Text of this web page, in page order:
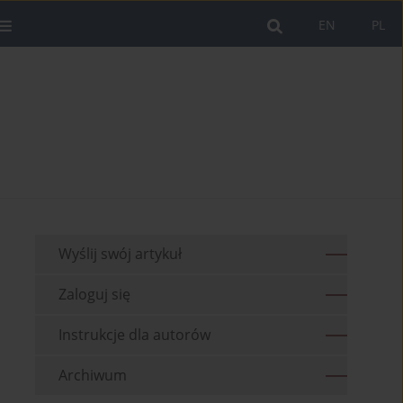
PL
EN
Wyślij swój artykuł
Zaloguj się
Instrukcje dla autorów
Archiwum